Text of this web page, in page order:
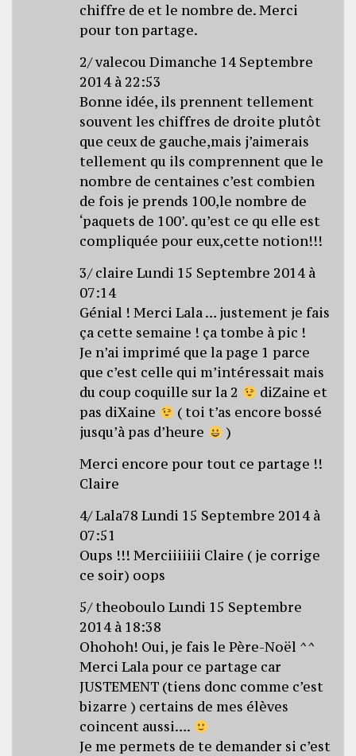
chiffre de et le nombre de. Merci
pour ton partage.
2/ valecou Dimanche 14 Septembre
2014 à 22:53
Bonne idée, ils prennent tellement
souvent les chiffres de droite plutôt
que ceux de gauche,mais j’aimerais
tellement qu ils comprennent que le
nombre de centaines c’est combien
de fois je prends 100,le nombre de
‘paquets de 100’. qu’est ce qu elle est
compliquée pour eux,cette notion!!!
3/ claire Lundi 15 Septembre 2014 à
07:14
Génial ! Merci Lala … justement je fais
ça cette semaine ! ça tombe à pic !
Je n’ai imprimé que la page 1 parce
que c’est celle qui m’intéressait mais
du coup coquille sur la 2
diZaine et
pas diXaine
( toi t’as encore bossé
jusqu’à pas d’heure
)
Merci encore pour tout ce partage !!
Claire
4/ Lala78 Lundi 15 Septembre 2014 à
07:51
Oups !!! Merciiiiiii Claire ( je corrige
ce soir) oops
5/ theoboulo Lundi 15 Septembre
2014 à 18:38
Ohohoh! Oui, je fais le Père-Noël ^^
Merci Lala pour ce partage car
JUSTEMENT (tiens donc comme c’est
bizarre ) certains de mes élèves
coincent aussi….
Je me permets de te demander si c’est